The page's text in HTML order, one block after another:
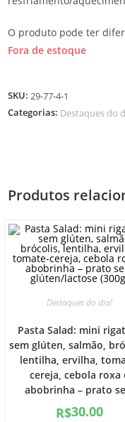
O produto pode ter
Fora de estoque
SKU: 29-77-4-1
Categorias: Destaques do
Produtos
Destaques do dia!
Pasta Salad: mini
sem glúten, salmão,
lentilha, ervilha,
cereja, cebola roxa
abobrinha – prato
glúten/lactose (300g)
R$30.00